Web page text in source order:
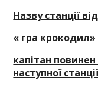
Назву станції
« гра крокодил»
капітан
наступної